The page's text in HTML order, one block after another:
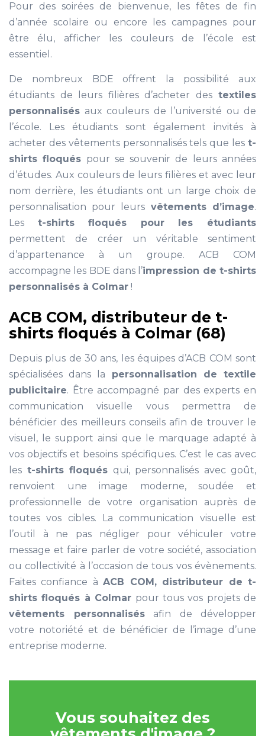
Pour des soirées de bienvenue, les fêtes de fin
d’année scolaire ou encore les campagnes pour
être élu, afficher les couleurs de l’école est
essentiel.
De nombreux BDE offrent la possibilité aux
étudiants de leurs filières d’acheter destextiles
personnalisés aux couleurs de l’université ou de
l’école. Les étudiants sont également invités à
acheter des vêtements personnalisés tels que les t-
shirts floqués pour se souvenir de leurs années
d’études. Aux couleurs de leurs filières et avec leur
nom derrière, les étudiants ont un large choix de
personnalisation pour leurs vêtements d’image.
Les t-shirts floqués pour les étudiants
permettent de créer un véritable sentiment
d’appartenance à un groupe. ACB COM
accompagne les BDE dans l’impression de t-shirts
personnalisés à Colmar !
ACB COM, distributeur de t-
shirts floqués à Colmar (68)
Depuis plus de 30 ans, les équipes d’ACB COM sont
spécialisées dans la personnalisation de textile
publicitaire. Être accompagné par des experts en
communication visuelle vous permettra de
bénéficier des meilleurs conseils afin de trouver le
visuel, le support ainsi que le marquage adapté à
vos objectifs et besoins spécifiques. C’est le cas avec
les t-shirts floqués qui, personnalisés avec goût,
renvoient une image moderne, soudée et
professionnelle de votre organisation auprès de
toutes vos cibles. La communication visuelle est
l’outil à ne pas négliger pour véhiculer votre
message et faire parler de votre société, association
ou collectivité à l’occasion de tous vos évènements.
Faites confiance àACB COM, distributeur de t-
shirts floqués à Colmar pour tous vos projets de
vêtements personnalisésafin de développer
votre notoriété et de bénéficier de l’image d’une
entreprise moderne.
Vous souhaitez des